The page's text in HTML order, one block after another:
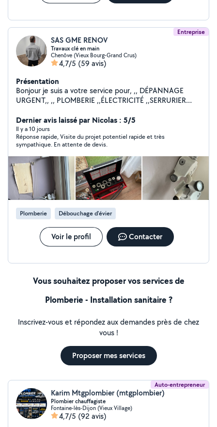
Entreprise
SAS GME RENOV
Travaux clé en main
Chenôve (Vieux Bourg-Grand Crus)
4,7/5 (59 avis)
Présentation
Bonjour je suis a votre service pour, ,, DÉPANNAGE
URGENT,, ,, PLOMBERIE ,,ÉLECTRICITÉ ,,SERRURIER
,,POSE DE PARQUET ,,MONTAGE DES MEUBLES EN KIT
,,POSE DE CUISINE ,,CARRELAGE ,,MAÇONNERIE
,,POSE VELUX ,,POSE PORTE ET FENÊTRE INTÉRIEUR
EXTÉRIEUR ,,DÉPANNAGE EN TOUT PROBLÈME
,,DÉMOLITION / Enlèvement gravats ,,TOUT CORPS DE
MÉTIER Tout les jours 7j/7 jours férié également
Horaires : 08:00 - 22:00 Au plaisir je vous rendrai
service
Dernier avis laissé par Nicolas : 5/5
Il y a 10 jours
Réponse rapide, Visite du projet potentiel rapide et très
sympathique. En attente de devis.
Plomberie Débouchage d'évier
Voir le profil Contacter
Vous souhaitez proposer vos services de
Plomberie - Installation sanitaire ?
Inscrivez-vous et répondez aux demandes près de chez
vous !
Proposer mes services
Auto-entrepreneur
Karim Mtgplombier (mtgplombier)
Plombier chauffagiste
Fontaine-lès-Dijon (Vieux Village)
4,7/5 (92 avis)